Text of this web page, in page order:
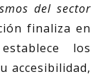
del sector
finaliza en
los
accesibilidad,